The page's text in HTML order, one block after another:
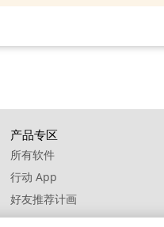
产品专区
所有软件
行动 App
好友推荐计画